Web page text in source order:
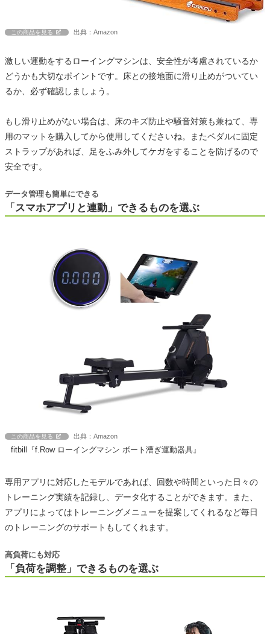
この商品を見る 出典：Amazon
激しい運動をするローイングマシンは、安全性が考慮されているか
どうかも大切なポイントです。床との接地面に滑り止めがついてい
るか、必ず確認しましょう。
もし滑り止めがない場合は、床のキズ防止や騒音対策も兼ねて、専
用のマットを購入してから使用してくださいね。またペダルに固定
ストラップがあれば、足をふみ外してケガをすることを防げるので
安全です。
「スマホアプリと連動」できるものを選ぶ
データ管理も簡単にできる
この商品を見る 出典：Amazon
fitbill『f.Row ローイングマシン ボート漕ぎ運動器具』
専用アプリに対応したモデルであれば、回数や時間といった日々の
トレーニング実績を記録し、データ化することができます。また、
アプリによってはトレーニングメニューを提案してくれるなど毎日
のトレーニングのサポートもしてくれます。
「負荷を調整」できるものを選ぶ
高負荷にも対応